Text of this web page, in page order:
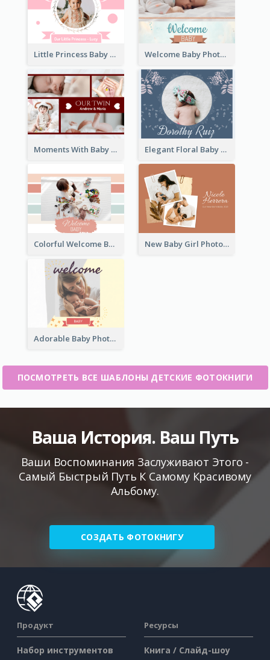
Little Princess Baby Photo Book Welcome Baby Photo Book
Moments With Baby Photo Book Elegant Floral Baby Photo Book
Colorful Welcome Baby Photo Book New Baby Girl Photo Book
Adorable Baby Photo Book
ПОСМОТРЕТЬ ВСЕ ШАБЛОНЫ ДЕТСКИЕ ФОТОКНИГИ
Ваша История. Ваш Путь
Ваши Воспоминания Заслуживают Этого -
Самый Быстрый Путь К Самому Красивому
Альбому.
СОЗДАТЬ ФОТОКНИГУ
Продукт
Набор инструментов
Ресурсы
Книга / Слайд-шоу